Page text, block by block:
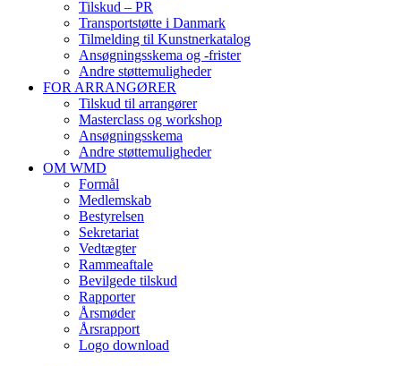
Tilskud – PR
Transportstøtte i Danmark
Tilmelding til Kunstnerkatalog
Ansøgningsskema og -frister
Andre støttemuligheder
FOR ARRANGØRER
Tilskud til arrangører
Masterclass og workshop
Ansøgningsskema
Andre støttemuligheder
OM WMD
Formål
Medlemskab
Bestyrelsen
Sekretariat
Vedtægter
Rammeaftale
Bevilgede tilskud
Rapporter
Årsmøder
Årsrapport
Logo download